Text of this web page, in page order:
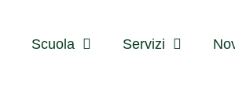
Scuola Servizi